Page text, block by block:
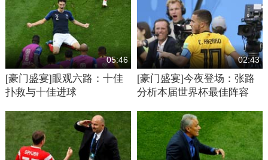
05:46
[豪门盛宴]眼观六路：十佳
扑救与十佳进球
02:43
[豪门盛宴]今夜登场：张路
分析本届世界杯最佳阵容